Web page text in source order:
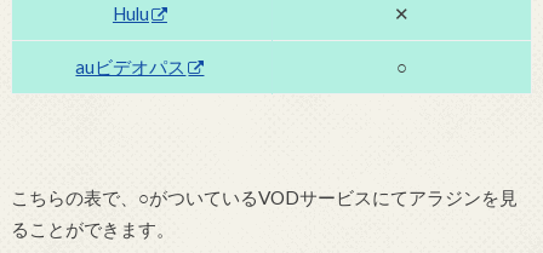
Hulu ✕
auビデオパス ○
こちらの表で、○がついているVODサービスにてアラジンを見
ることができます。